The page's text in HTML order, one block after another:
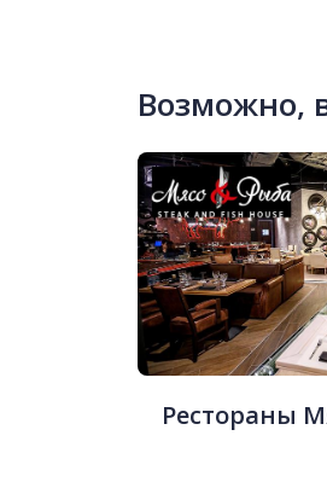
Возможно,
Рестораны